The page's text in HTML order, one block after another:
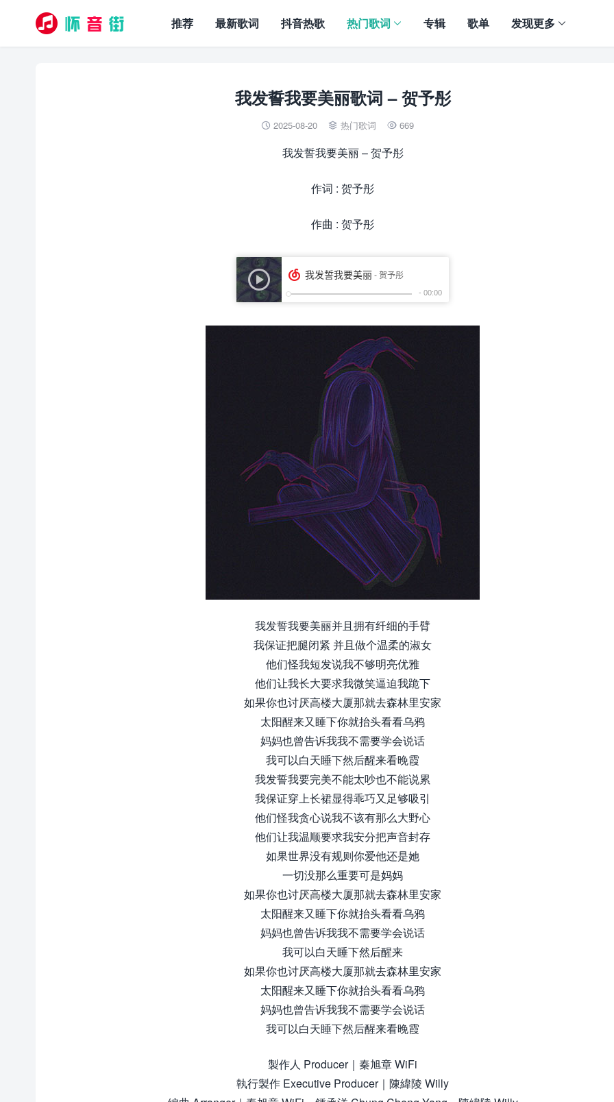
推荐 最新歌词 抖音热歌 热门歌词 专辑 歌单 发现更多
我发誓我要美丽歌词 – 贺予彤
 2025-08-20  热门歌词  669
我发誓我要美丽 – 贺予彤
作词 : 贺予彤
作曲 : 贺予彤
我发誓我要美丽并且拥有纤细的手臂
我保证把腿闭紧 并且做个温柔的淑女
他们怪我短发说我不够明亮优雅
他们让我长大要求我微笑逼迫我跪下
如果你也讨厌高楼大厦那就去森林里安家
太阳醒来又睡下你就抬头看看乌鸦
妈妈也曾告诉我我不需要学会说话
我可以白天睡下然后醒来看晚霞
我发誓我要完美不能太吵也不能说累
我保证穿上长裙显得乖巧又足够吸引
他们怪我贪心说我不该有那么大野心
他们让我温顺要求我安分把声音封存
如果世界没有规则你爱他还是她
一切没那么重要可是妈妈
如果你也讨厌高楼大厦那就去森林里安家
太阳醒来又睡下你就抬头看看乌鸦
妈妈也曾告诉我我不需要学会说话
我可以白天睡下然后醒来
如果你也讨厌高楼大厦那就去森林里安家
太阳醒来又睡下你就抬头看看乌鸦
妈妈也曾告诉我我不需要学会说话
我可以白天睡下然后醒来看晚霞
製作人 Producer｜秦旭章 WiFi
執行製作 Executive Producer｜陳緯陵 Willy